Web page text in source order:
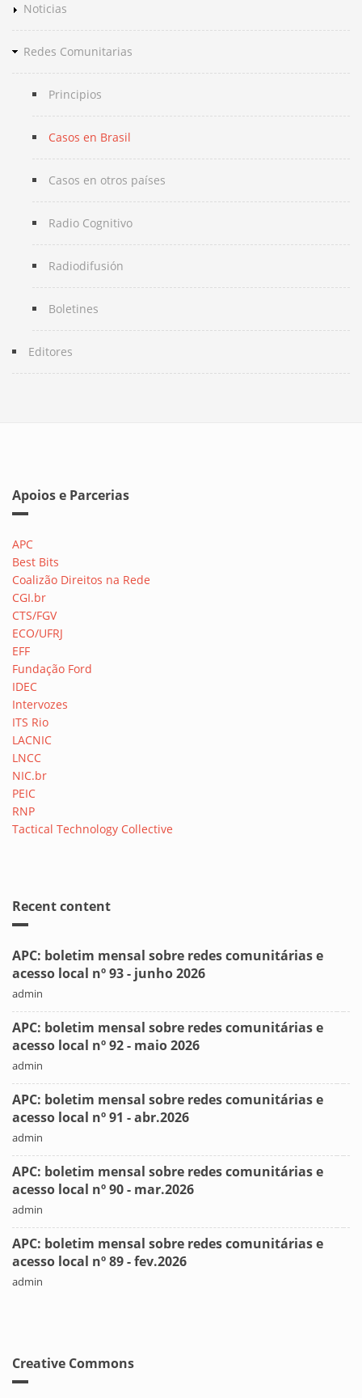
Noticias
Redes Comunitarias
Principios
Casos en Brasil
Casos en otros países
Radio Cognitivo
Radiodifusión
Boletines
Editores
Apoios e Parcerias
APC
Best Bits
Coalizão Direitos na Rede
CGI.br
CTS/FGV
ECO/UFRJ
EFF
Fundação Ford
IDEC
Intervozes
ITS Rio
LACNIC
LNCC
NIC.br
PEIC
RNP
Tactical Technology Collective
Recent content
APC: boletim mensal sobre redes comunitárias e
acesso local nº 93 - junho 2026
admin
APC: boletim mensal sobre redes comunitárias e
acesso local nº 92 - maio 2026
admin
APC: boletim mensal sobre redes comunitárias e
acesso local nº 91 - abr.2026
admin
APC: boletim mensal sobre redes comunitárias e
acesso local nº 90 - mar.2026
admin
APC: boletim mensal sobre redes comunitárias e
acesso local nº 89 - fev.2026
admin
Creative Commons